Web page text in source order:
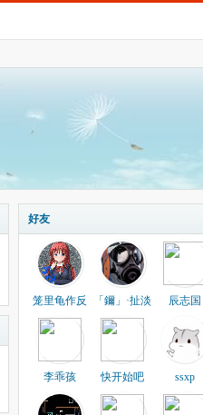
好友
笼里龟作反 「鑈」·扯淡 辰志国
李乖孩 快开始吧 ssxp